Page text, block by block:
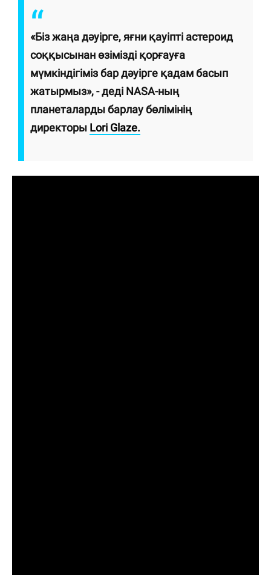
«Біз жаңа дәуірге, яғни қауіпті астероид
соққысынан өзімізді қорғауға
мүмкіндігіміз бар дәуірге қадам басып
жатырмыз», - деді NASA-ның
планеталарды барлау бөлімінің
директоры Lori Glaze.